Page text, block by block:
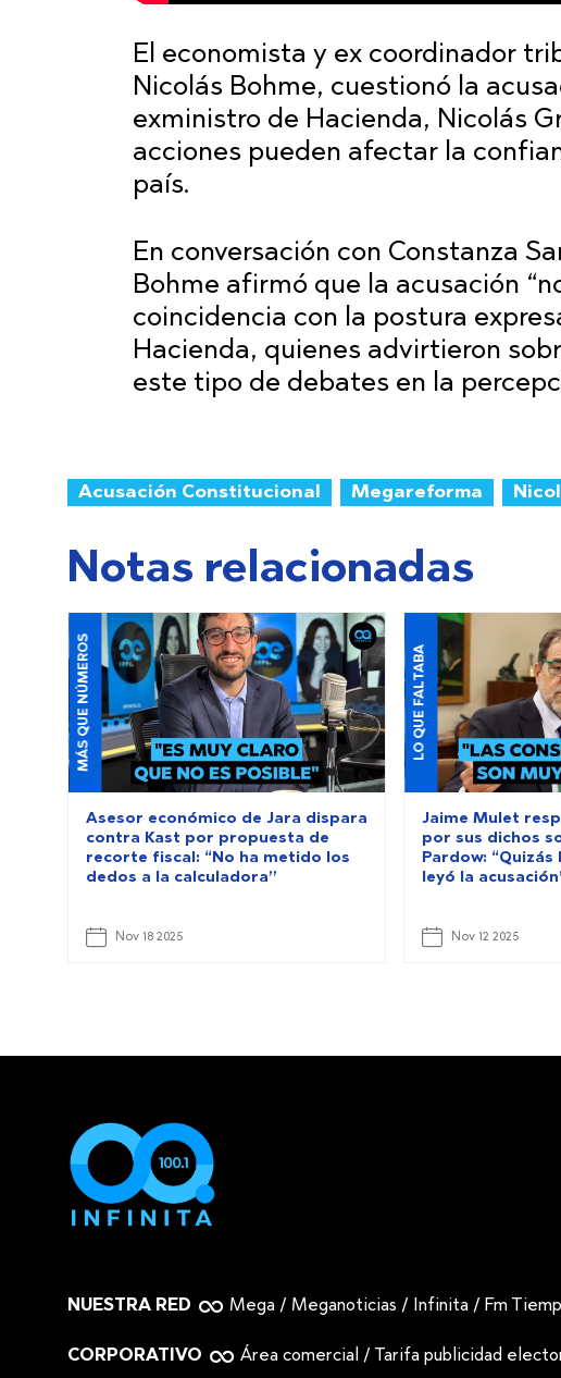
El economista y ex coordinador
Nicolás Bohme, cuestionó la
exministro de Hacienda, Nicolás
acciones pueden afectar la
país.
En conversación con Constanza
Bohme afirmó que la acusación
coincidencia con la postura
Hacienda, quienes advirtieron
este tipo de debates en la
Acusación Constitucional Megareforma
Notas relacionadas
MÁS QUE NÚMEROS
Asesor económico de Jara dispara
contra Kast por propuesta de
recorte fiscal: “No ha metido los
dedos a la calculadora”
Nov 18 2025
LO QUE FALTABA
Jaime Mulet
por sus dichos
Pardow:
leyó la
Nov 12 2025
NUESTRA RED Mega / Meganoticias / Infinita / Fm
CORPORATIVO Área comercial / Tarifa publicidad